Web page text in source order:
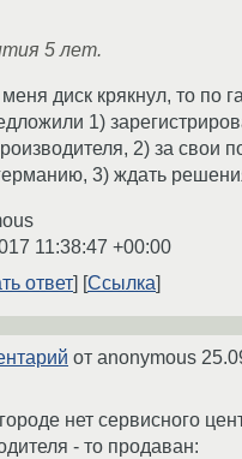
5 лет.
меня диск крякнул, то по
1)
2) за свои
3) ждать
11:38:47 +00:00
ответ
Ссылка
от anonymous
нет сервисного
- то продаван: